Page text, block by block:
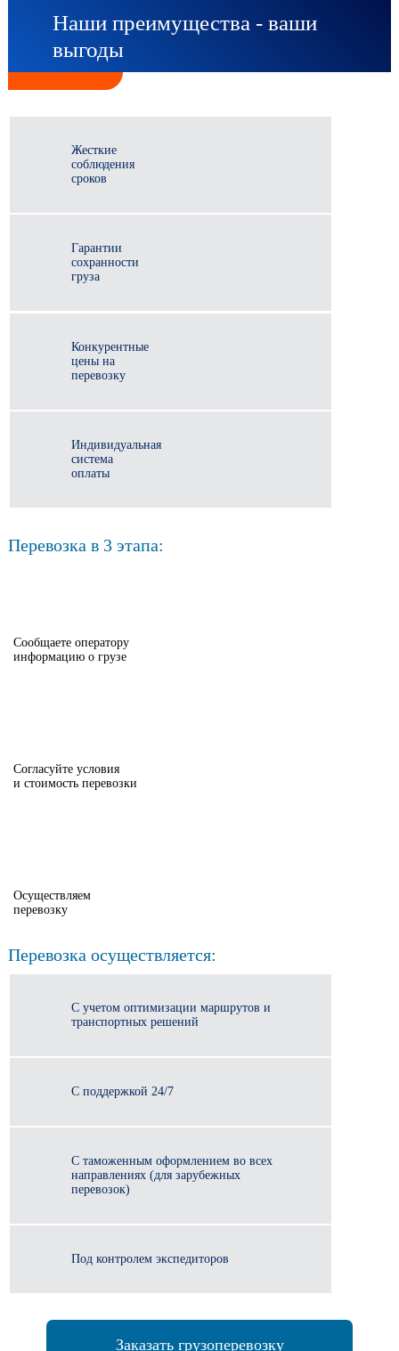
Наши преимущества - ваши
выгоды
Жесткие
соблюдения
сроков
Гарантии
сохранности
груза
Конкурентные
цены на
перевозку
Индивидуальная
система
оплаты
Перевозка в 3 этапа:
Сообщаете оператору
информацию о грузе
Согласуйте условия
и стоимость перевозки
Осуществляем
перевозку
Перевозка осуществляется:
С учетом оптимизации маршрутов и
транспортных решений
С поддержкой 24/7
С таможенным оформлением во всех
направлениях (для зарубежных
перевозок)
Под контролем экспедиторов
Заказать грузоперевозку